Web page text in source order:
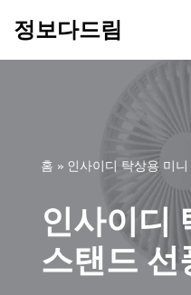
정보다드림
홈 » 인사이디 탁상용 미
인사이디
스탠드 선